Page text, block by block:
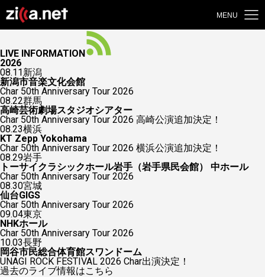
MENU
LIVE INFORMATION
2026
08.11新潟
新潟市音楽文化会館
Char 50th Anniversary Tour 2026
08.22群馬
高崎芸術劇場スタジオシアター
Char 50th Anniversary Tour 2026 高崎公演追加決定！
08.23横浜
KT Zepp Yokohama
Char 50th Anniversary Tour 2026 横浜公演追加決定！
08.29岩手
トーサイクラシックホール岩手（岩手県民会館） 中ホール
Char 50th Anniversary Tour 2026
08.30宮城
仙台GIGS
Char 50th Anniversary Tour 2026
09.04東京
NHKホール
Char 50th Anniversary Tour 2026
10.03長野
岡谷市民総合体育館スワンドーム
UNAGI ROCK FESTIVAL 2026 Char出演決定！
過去のライブ情報はこちら